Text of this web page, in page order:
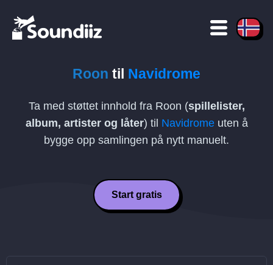
Roon til Navidrome
Ta med støttet innhold fra Roon (spillelister,
album, artister og låter) til Navidromeuten å
bygge opp samlingen på nytt manuelt.
Start gratis